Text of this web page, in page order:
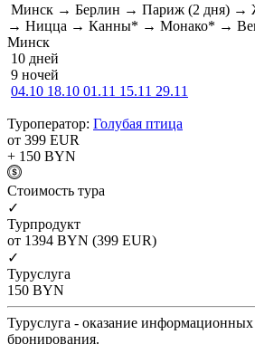
Минск → Берлин → Париж (2 дня) →
→ Ницца → Канны* → Монако* →
Минск
10 дней
9 ночей
04.10 18.10 01.11 15.11 29.11
Туроператор: Голубая птица
от 399 EUR
+ 150 BYN
Cтоимость тура
✓
Турпродукт
от 1394 BYN (399 EUR)
✓
Туруслуга
150 BYN
Туруслуга - оказание информационных
бронирования.